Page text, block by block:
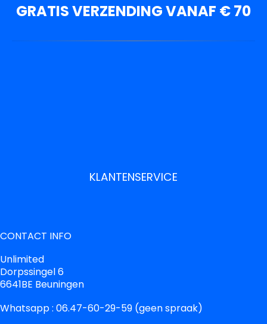
GRATIS VERZENDING VANAF € 70
KLANTENSERVICE
CONTACT INFO
Unlimited
Dorpssingel 6
6641BE Beuningen
Whatsapp : 06.47-60-29-59 (geen spraak)